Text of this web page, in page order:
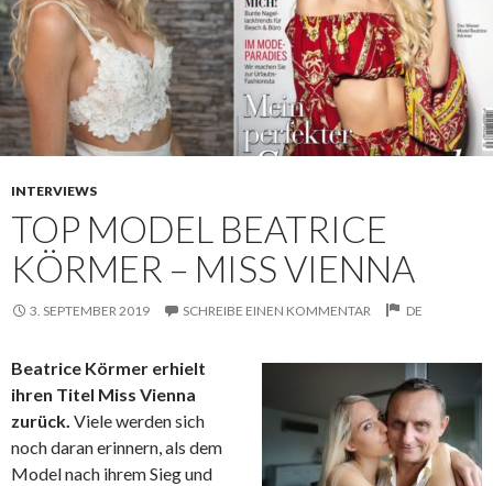
INTERVIEWS
TOP MODEL BEATRICE
KÖRMER – MISS VIENNA
3. SEPTEMBER 2019 SCHREIBE EINEN KOMMENTAR DE
Beatrice Körmer erhielt
ihren Titel Miss Vienna
zurück. Viele werden sich
noch daran erinnern, als dem
Model nach ihrem Sieg und